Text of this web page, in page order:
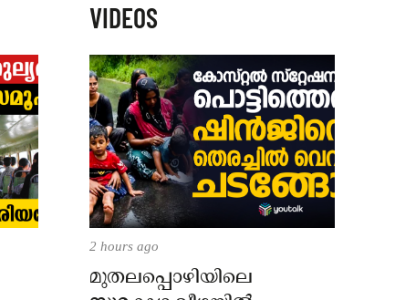
VIDEOS
2 hours ago
മുതലപ്പൊഴിയിലെ